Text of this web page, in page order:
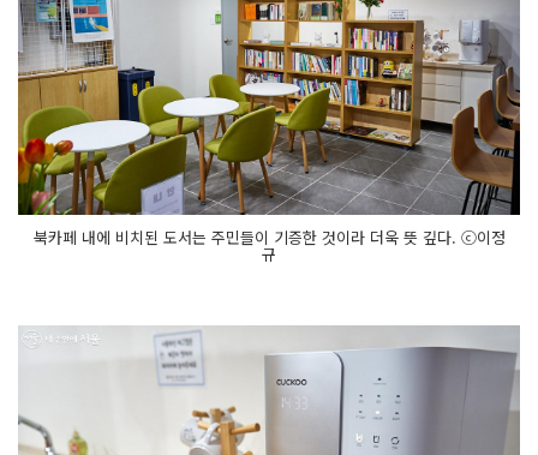
북카페 내에 비치된 도서는 주민들이 기증한 것이라 더욱 뜻 깊다. ⓒ이정
규